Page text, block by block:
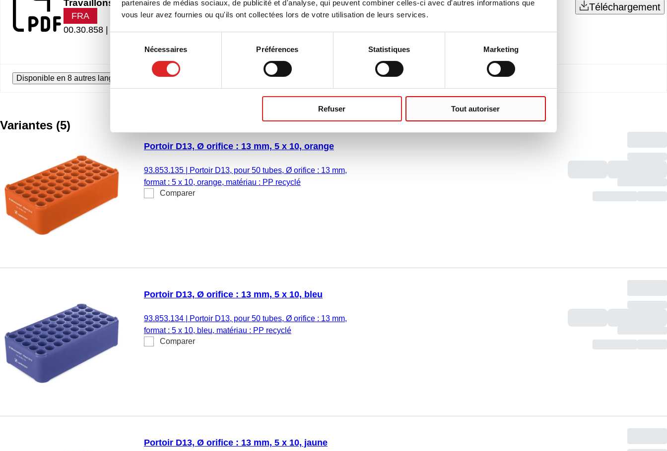
partenaires de médias sociaux, de publicité et d'analyse, qui peuvent combiner celles-ci avec d'autres informations que
vous leur avez fournies ou qu'ils ont collectées lors de votre utilisation de leurs services.
consentement
Nécessaires Préférences Statistiques Marketing
Refuser Tout autoriser
Travaillons ensemble
FRA
00.30.858 |552.32 KB
Téléchargement
Disponible en 8 autres langues
Variantes (5)
Portoir D13, Ø orifice : 13 mm, 5 x 10, orange
93.853.135
Portoir D13, pour 50 tubes, Ø orifice : 13 mm,
format : 5 x 10, orange, matériau : PP recyclé
Comparer
Portoir D13, Ø orifice : 13 mm, 5 x 10, bleu
93.853.134
Portoir D13, pour 50 tubes, Ø orifice : 13 mm,
format : 5 x 10, bleu, matériau : PP recyclé
Comparer
Portoir D13, Ø orifice : 13 mm, 5 x 10, jaune